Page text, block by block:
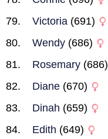
Victoria (691)
Wendy (686)
Rosemary (686)
Diane (670)
Dinah (659)
Edith (649)